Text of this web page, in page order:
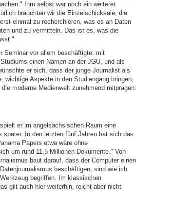
Ihm selbst war noch ein weiterer
brauchten wir die Einzelschicksale, die
einmal zu recherchieren, was es an Daten
und zu vermitteln. Das ist es, was die
Seminar vor allem beschäftigte: mit
einen Namen an der JGU, und als
er sich, dass der junge Journalist als
Aspekte in den Studiengang bringen,
moderne Medienwelt zunehmend mitprägen:
er im angelsächsischen Raum eine
später. In den letzten fünf Jahren hat sich das
Papers etwa wäre ohne
um rund 11,5 Millionen Dokumente." Von
baut darauf, dass der Computer einen
beschäftigen, sind wie ich
begriffen. Im klassischen
gilt auch hier weiterhin, reicht aber nicht